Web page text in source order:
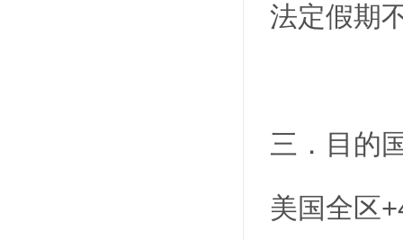
法定假期
三．目的
美国全区